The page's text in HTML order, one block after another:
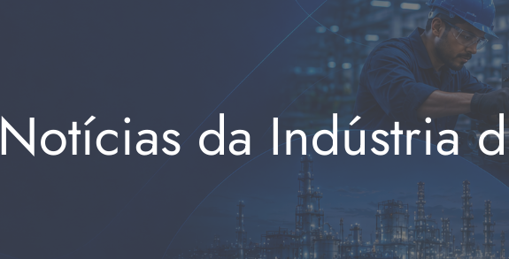
Notícias da Indústria